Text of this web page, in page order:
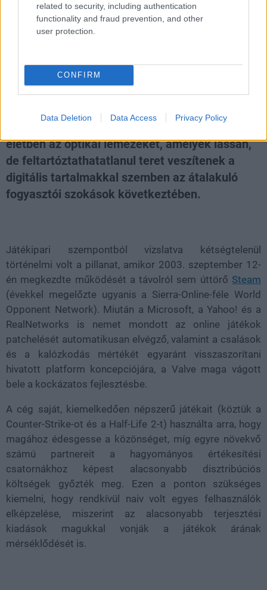
related to security, including authentication
functionality and fraud prevention, and other
user protection.
CONFIRM
Data Deletion Data Access Privacy Policy
Meddig maradnak velünk a
Chavalier|2020 december 20. 20:16
A filmipar mellett a konzolgyártók tartják
életben az optikai lemezeket, amelyek lassan,
de feltartóztathatatlanul teret veszítenek a
digitális tartalmakkal szemben az átalakuló
fogyasztói szokások következtében.
Játékipari szempontból vizslatva kétségtelenül
történelmi volt a pillanat, amikor 2003. szeptember 12-
én megkezdte működését a távolról sem úttörő Steam
(évekkel megelőzte ugyanis a Sierra-Online-féle World
Opponent Network). Miután a Microsoft, a Yahoo! és a
RealNetworks is nemet mondott az online játékok
patchelését automatikusan elvégző, valamint a csalások
és a kalózkodás mértékét egyaránt visszaszorítani
hivatott platform koncepciójára, a Valve maga vágott
bele a kockázatos fejlesztésbe.
A cég saját, kiemelkedően népszerű játékait (köztük a
Counter-Strike-ot és a Half-Life 2-t) használta arra, hogy
magához édesgesse a közönséget, míg egyre növekvő
számú partnereit a hagyományos értékesítési
csatornákhoz képest alacsonyabb disztribúciós
költségek győzték meg. Ezen a ponton szükséges
kiemelni, hogy rendkívül naiv volt egyes felhasználók
elképzelése, miszerint az alacsonyabb terjesztési
kiadások magukkal vonják a játékok árának
mérséklődését is.